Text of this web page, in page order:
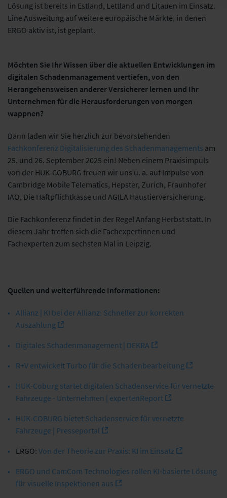
Lösung ist bereits in Estland, Lettland und Litauen im Einsatz.
Eine Ausweitung auf weitere europäische Märkte, in denen
ERGO aktiv ist, ist geplant.
Möchten Sie Ihr Wissen über die aktuellen Entwicklungen im
digitalen Schadenmanagement vertiefen, von den
Herangehensweisen anderer Versicherer lernen und Ihr
Unternehmen für die Herausforderungen von morgen
wappnen?
Dann laden wir Sie herzlich zur bevorstehenden
Fachkonferenz Digitalisierung des Schadenmanagements am
25. und 26. September 2025 ein! Neben einem Praxisimpuls
von der HUK-COBURG freuen wir uns u. a. auf Impulse von
Cambridge Mobile Telematics, Hepster, Zurich, Fraunhofer
IAO, Die Haftpflichtkasse und AGILA Haustierversicherung.
Die Fachkonferenz findet in der Regel Anfang Herbst statt. In
diesem Jahr treffen sich die Fachexpertinnen und
Fachexperten zum sechsten Mal in Leipzig.
Quellen und weiterführende Informationen:
Allianz | KI bei der Allianz: Schneller zur korrekten
Auszahlung
Digitales Schadenmanagement | DEKRA
R+V entwickelt Turbo für die Schadenbearbeitung
HUK-Coburg startet digitalen Schadenservice für vernetzte
Fahrzeuge - Unternehmen | expertenReport
HUK-COBURG bietet Schadenservice für vernetzte
Fahrzeuge | Presseportal
ERGO: Von der Theorie zur Praxis: KI im Einsatz
ERGO und CamCom Technologies rollen KI-basierte Lösung
für visuelle Inspektionen aus